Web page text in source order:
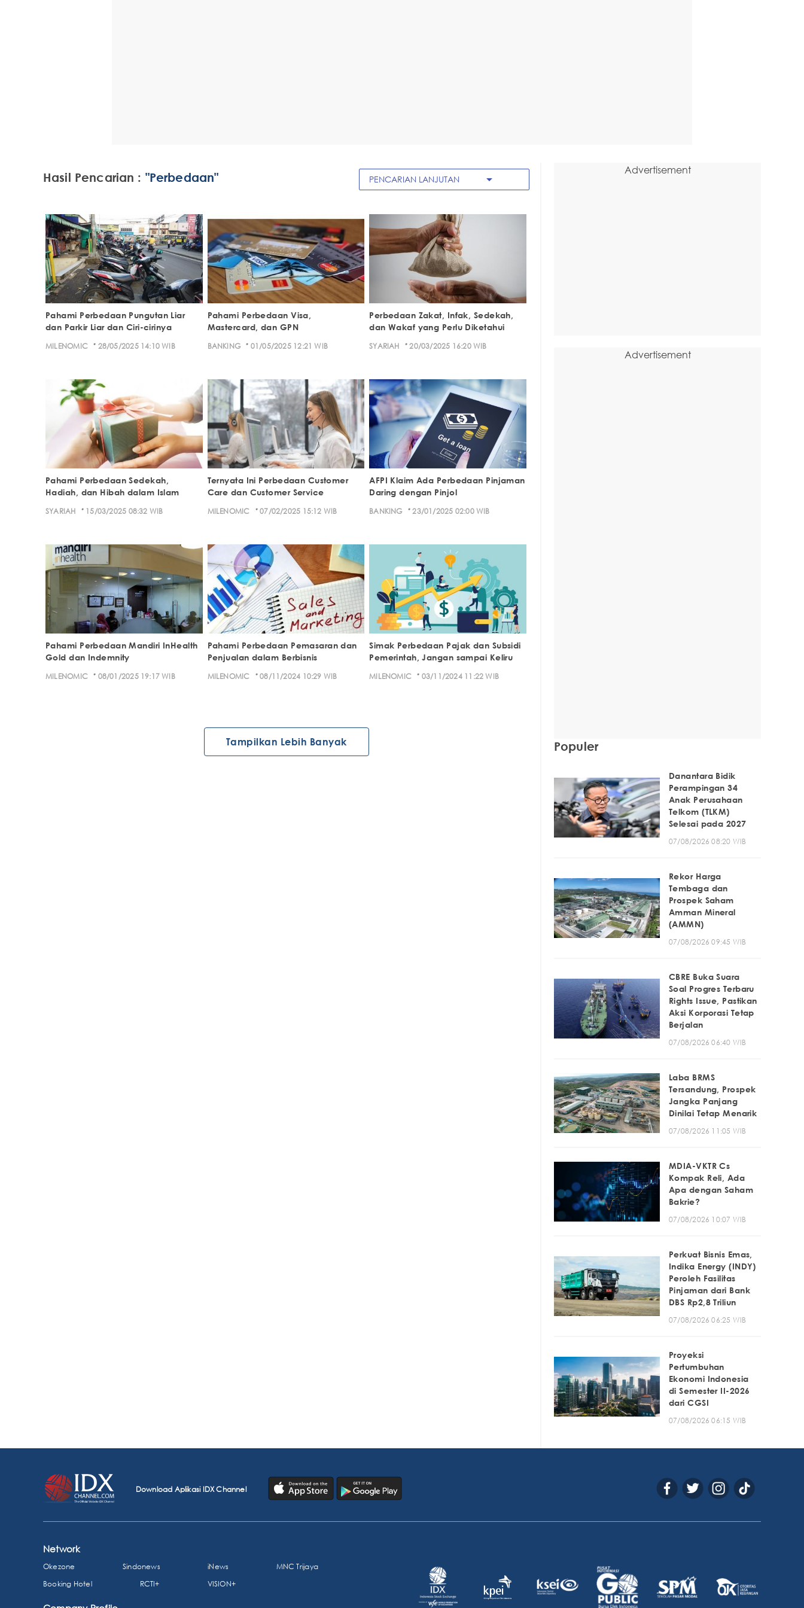
Hasil Pencarian : "Perbedaan" PENCARIAN LANJUTAN arrow_drop_down
Pahami Perbedaan Pungutan Liar
dan Parkir Liar dan Ciri-cirinya
MILENOMIC · 28/05/2025 14:10 WIB
Pahami Perbedaan Visa,
Mastercard, dan GPN
BANKING · 01/05/2025 12:21 WIB
Perbedaan Zakat, Infak, Sedekah,
dan Wakaf yang Perlu Diketahui
SYARIAH · 20/03/2025 16:20 WIB
Pahami Perbedaan Sedekah,
Hadiah, dan Hibah dalam Islam
SYARIAH · 15/03/2025 08:32 WIB
Ternyata Ini Perbedaan Customer
Care dan Customer Service
MILENOMIC · 07/02/2025 15:12 WIB
AFPI Klaim Ada Perbedaan Pinjaman
Daring dengan Pinjol
BANKING · 23/01/2025 02:00 WIB
Pahami Perbedaan Mandiri InHealth
Gold dan Indemnity
MILENOMIC · 08/01/2025 19:17 WIB
Pahami Perbedaan Pemasaran dan
Penjualan dalam Berbisnis
MILENOMIC · 08/11/2024 10:29 WIB
Simak Perbedaan Pajak dan Subsidi
Pemerintah, Jangan sampai Keliru
MILENOMIC · 03/11/2024 11:22 WIB
Tampilkan Lebih Banyak
Advertisement
Advertisement
Populer
Danantara Bidik
Perampingan 34
Anak Perusahaan
Telkom (TLKM)
Selesai pada 2027
07/08/2026 08:20 WIB
Rekor Harga
Tembaga dan
Prospek Saham
Amman Mineral
(AMMN)
07/08/2026 09:45 WIB
CBRE Buka Suara
Soal Progres Terbaru
Rights Issue, Pastikan
Aksi Korporasi Tetap
Berjalan
07/08/2026 06:40 WIB
Laba BRMS
Tersandung, Prospek
Jangka Panjang
Dinilai Tetap Menarik
07/08/2026 11:05 WIB
MDIA-VKTR Cs
Kompak Reli, Ada
Apa dengan Saham
Bakrie?
07/08/2026 10:07 WIB
Perkuat Bisnis Emas,
Indika Energy (INDY)
Peroleh Fasilitas
Pinjaman dari Bank
DBS Rp2,8 Triliun
07/08/2026 06:25 WIB
Proyeksi
Pertumbuhan
Ekonomi Indonesia
di Semester II-2026
dari CGSI
07/08/2026 06:15 WIB
Download Aplikasi IDX Channel
Network
Okezone Sindonews iNews
MNC Trijaya
Booking Hotel
RCTI+ VISION+